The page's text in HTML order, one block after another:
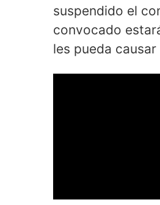
suspendido el
convocado
les pueda